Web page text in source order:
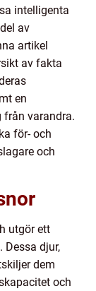
intelligenta
av
artikel
av fakta
en
varandra.
för- och
och
utgör ett
djur,
dem
och